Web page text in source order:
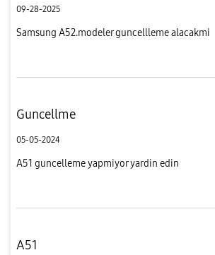
09-28-2025
Samsung A52.modeler guncellleme alacakmi
Guncellme
05-05-2024
A51 guncelleme yapmiyor yardin edin
A51